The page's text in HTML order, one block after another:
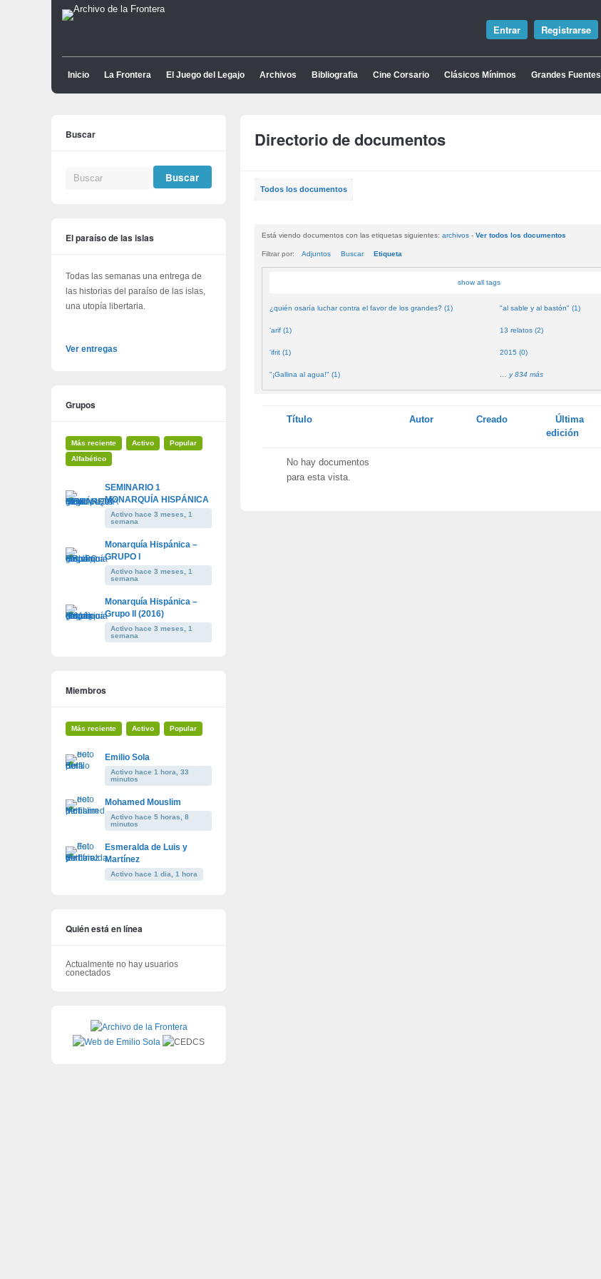
Entrar Registrarse
Inicio La Frontera El Juego del Legajo Archivos Bibliografia Cine Corsario Clásicos Mínimos Grandes Fuentes
Directorio de documentos
Todos los documentos
Está viendo documentos con las etiquetas siguientes: archivos - Ver todos los documentos
Filtrar por: Adjuntos Buscar Etiqueta
show all tags
¿quién osaría luchar contra el favor de los grandes? (1)
'arif (1)
'ifrit (1)
"¡Gallina al agua!" (1)
"al sable y al bastón" (1)
13 relatos (2)
2015 (0)
…y 834 más
Tienes
Título Autor Creado
Última
edición
No hay documentos
para esta vista.
Buscar
El paraíso de las islas
Todas las semanas una entrega de
las historias del paraíso de las islas,
una utopía libertaria.
Ver entregas
Grupos
Más reciente Activo
Popular
Alfabético
SEMINARIO 1
MONARQUÍA HISPÁNICA
Activo hace 3 meses, 1
semana
Monarquía Hispánica –
GRUPO I
Activo hace 3 meses, 1
semana
Monarquía Hispánica –
Grupo II (2016)
Activo hace 3 meses, 1
semana
Miembros
Más reciente Activo Popular
Emilio Sola
Activo hace 1 hora, 33
minutos
Mohamed Mouslim
Activo hace 5 horas, 8
minutos
Esmeralda de Luis y
Martínez
Activo hace 1 dia, 1 hora
Quién está en línea
Actualmente no hay usuarios
conectados